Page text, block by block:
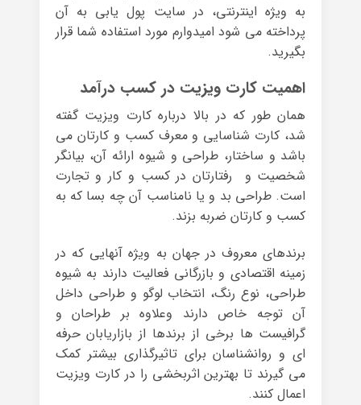
به ویژه اینترنتی، در سایت پول یابی به آن
پرداخته می شود امیدوارم مورد استفاده شما قرار
بگیرید.
اهمیت کارت ویزیت در کسب درآمد
همان طور که در بالا درباره کارت ویزیت گفته
شد، کارت شناسایی و معرف کسب و کارتان می
باشد و ساختار، طراحی و شیوه ارائه آن، بیانگر
شخصیت و رفتارتان در کسب و کار و تجارت
است. طراحی بد و یا نامناسب آن چه بسا که به
کسب و کارتان ضربه بزند.
برندهای معروف در جهان به ویژه آنهایی که در
زمینه اقتصادی و بازرگانی فعالیت دارند به شیوه
طراحی، نوع رنگ، انتخاب لوگو و طراحی داخل
آن توجه خاص دارند وعلاوه بر طراحان و
گرافیست ها برخی از برندها از بازاریابان حرفه
ای و روانشناسان برای تاثیرگذاری بیشتر کمک
می گیرند تا بهترین اثربخشی را در کارت ویزیت
اعمال کنند.